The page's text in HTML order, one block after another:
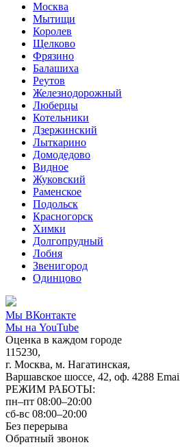
Москва
Мытищи
Королев
Щелково
Фрязино
Балашиха
Реутов
Железнодорожный
Люберцы
Котельники
Дзержинский
Лыткарино
Домодедово
Видное
Жуковский
Раменское
Подольск
Красногорск
Химки
Долгопрудный
Лобня
Звенигород
Одинцово
Мы ВКонтакте
Мы на YouTube
Оценка в каждом городе
115230,
г. Москва, м. Нагатинская,
Варшавское шоссе, 42, оф. 4288
РЕЖИМ РАБОТЫ:
пн–пт 08:00–20:00
сб-вс 08:00–20:00
Без перерыва
Обратный звонок